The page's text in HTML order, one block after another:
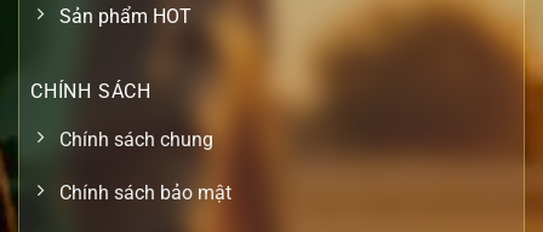
Sản phẩm HOT
CHÍNH SÁCH
Chính sách chung
Chính sách bảo mật